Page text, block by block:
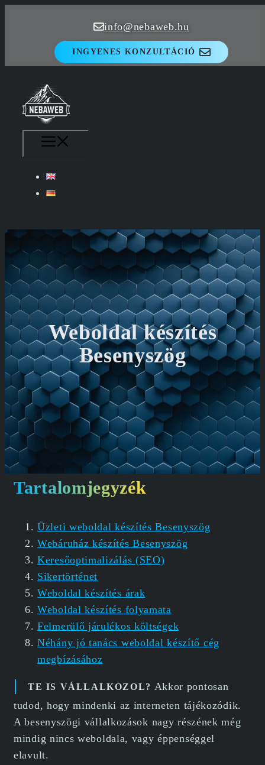
info@nebaweb.hu
INGYENES KONZULTÁCIÓ
Weboldal készítés
Besenyszög
Tartalomjegyzék
Üzleti weboldal készítés Besenyszög
Webáruház készítés Besenyszög
Keresőoptimalizálás (SEO)
Sikertörténet
Weboldal készítés árak
Weboldal készítés folyamata
Felmerülő járulékos költségek
Néhány jó tanács weboldal készítő cég
megbízásához
TE IS VÁLLALKOZOL? Akkor pontosan
tudod, hogy mindenki az interneten tájékozódik.
A besenyszögi vállalkozások nagy részének még
mindig nincs weboldala, vagy éppenséggel
elavult.